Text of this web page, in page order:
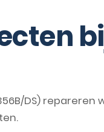
DS) repareren